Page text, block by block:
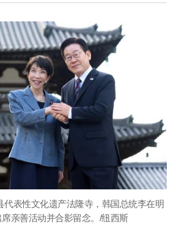
表性文化遗产法隆寺，韩国总统李在明
亲善活动并合影留念。/纽西斯